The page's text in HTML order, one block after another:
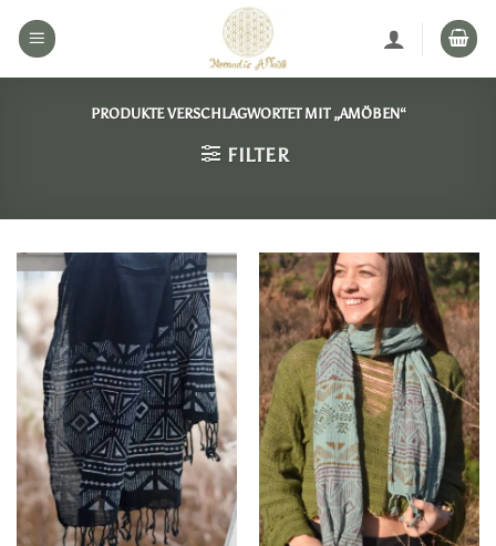
Inhalt
PRODUKTE VERSCHLAGWORTET MIT „AMÖBEN“
FILTER